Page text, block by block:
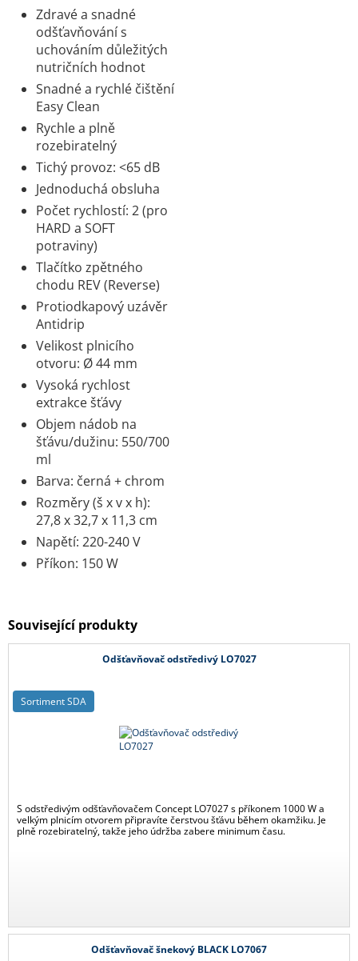
Zdravé a snadné
odšťavňování s
uchováním důležitých
nutričních hodnot
Snadné a rychlé čištění
Easy Clean
Rychle a plně
rozebiratelný
Tichý provoz: <65 dB
Jednoduchá obsluha
Počet rychlostí: 2 (pro
HARD a SOFT
potraviny)
Tlačítko zpětného
chodu REV (Reverse)
Protiodkapový uzávěr
Antidrip
Velikost plnicího
otvoru: Ø 44 mm
Vysoká rychlost
extrakce šťávy
Objem nádob na
šťávu/dužinu: 550/700
ml
Barva: černá + chrom
Rozměry (š x v x h):
27,8 x 32,7 x 11,3 cm
Napětí: 220-240 V
Příkon: 150 W
Související produkty
Odšťavňovač odstředivý LO7027
S odstředivým odšťavňovačem Concept LO7027 s příkonem 1000 W a
velkým plnicím otvorem připravíte čerstvou šťávu během okamžiku. Je
plně rozebiratelný, takže jeho údržba zabere minimum času.
Sortiment SDA
Odšťavňovač šnekový BLACK LO7067